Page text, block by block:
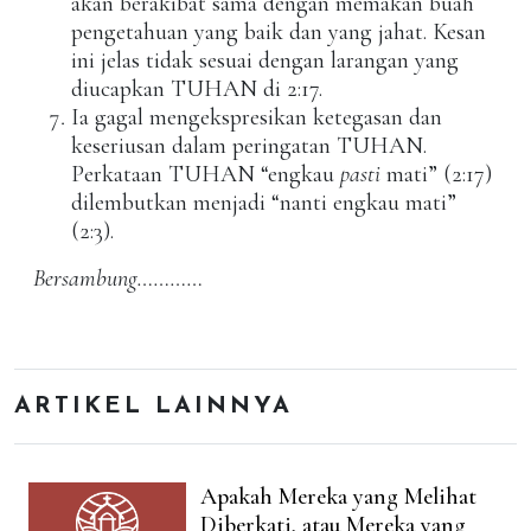
pengetahuan yang baik dan yang jahat. Kesan
ini jelas tidak sesuai dengan larangan yang
diucapkan TUHAN di 2:17.
Ia gagal mengekspresikan ketegasan dan
keseriusan dalam peringatan TUHAN.
Perkataan TUHAN “engkau pasti mati” (2:17)
dilembutkan menjadi “nanti engkau mati”
(2:3).
Bersambung…………
ARTIKEL LAINNYA
Apakah Mereka yang Melihat